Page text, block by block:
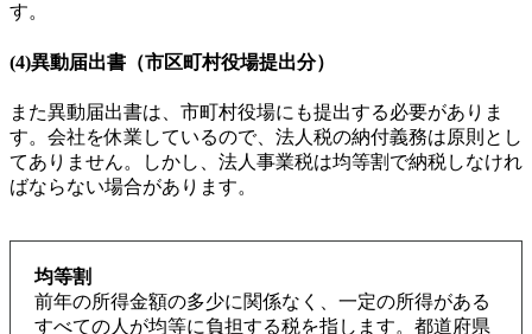
す。
(4)異動届出書（市区町村役場提出分）
また異動届出書は、市町村役場にも提出する必要がありま
す。会社を休業しているので、法人税の納付義務は原則とし
てありません。しかし、法人事業税は均等割で納税しなけれ
ばならない場合があります。
均等割
前年の所得金額の多少に関係なく、一定の所得がある
すべての人が均等に負担する税を指します。都道府県